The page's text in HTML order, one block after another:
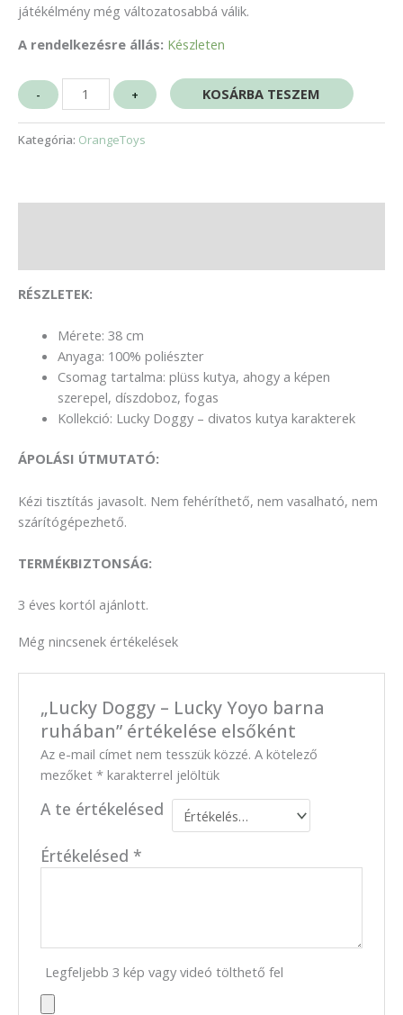
játékélmény még változatosabbá válik.
A rendelkezésre állás: Készleten
- + KOSÁRBA TESZEM
Kategória: OrangeToys
RÉSZLETEK:
Mérete: 38 cm
Anyaga: 100% poliészter
Csomag tartalma: plüss kutya, ahogy a képen
szerepel, díszdoboz, fogas
Kollekció: Lucky Doggy – divatos kutya karakterek
ÁPOLÁSI ÚTMUTATÓ:
Kézi tisztítás javasolt. Nem fehéríthető, nem vasalható, nem
szárítógépezhető.
TERMÉKBIZTONSÁG:
3 éves kortól ajánlott.
Még nincsenek értékelések
„Lucky Doggy – Lucky Yoyo barna
ruhában” értékelése elsőként
Az e-mail címet nem tesszük közzé. A kötelező
mezőket* karakterrel jelöltük
A te értékelésed
Értékelésed*
Legfeljebb 3 kép vagy videó tölthető fel